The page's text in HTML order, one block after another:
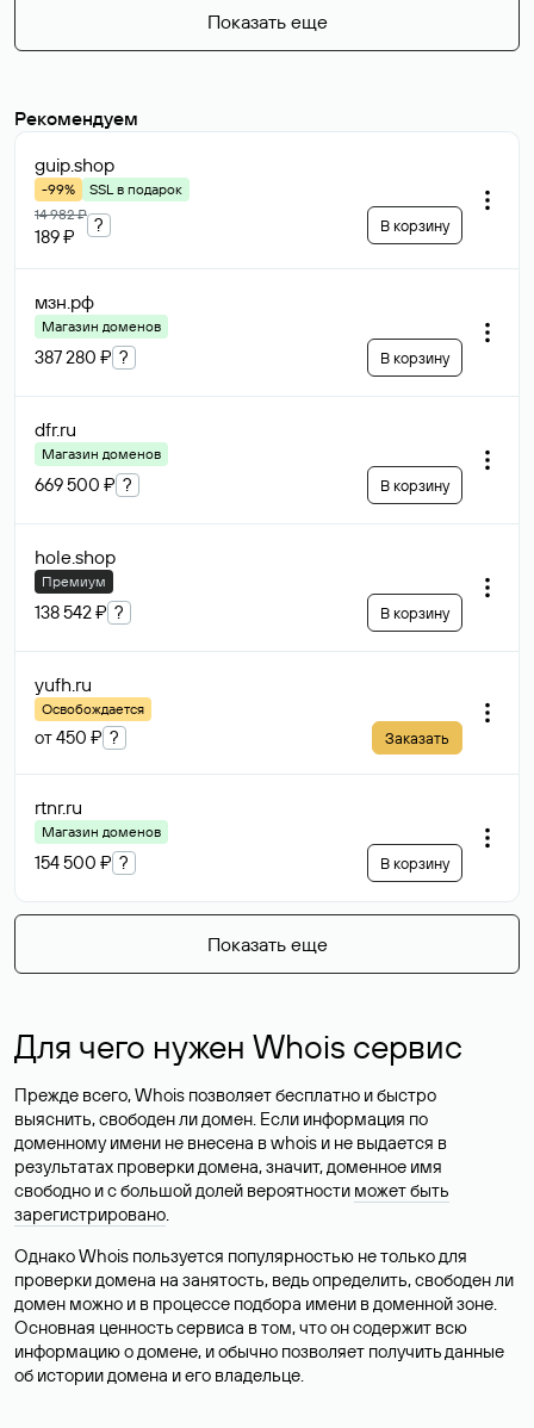
Показать еще
Рекомендуем
guip.shop
-99%
SSL в подарок
14 982 ₽
189 ₽
? В корзину
мзн.рф
Магазин доменов
387 280 ₽ ? В корзину
dfr.ru
Магазин доменов
669 500 ₽ ? В корзину
hole.shop
Премиум
138 542 ₽ ? В корзину
yufh.ru
Освобождается
от 450 ₽ ? Заказать
rtnr.ru
Магазин доменов
154 500 ₽ ? В корзину
Показать еще
Для чего нужен Whois сервис
Прежде всего, Whois позволяет бесплатно и быстро
выяснить, свободен ли домен. Если информация по
доменному имени не внесена в whois и не выдается в
результатах проверки домена, значит, доменное имя
свободно и с большой долей вероятности может быть
зарегистрировано.
Однако Whois пользуется популярностью не только для
проверки домена на занятость, ведь определить, свободен ли
домен можно и в процессе подбора имени в доменной зоне.
Основная ценность сервиса в том, что он содержит всю
информацию о домене, и обычно позволяет получить данные
об истории домена и его владельце.